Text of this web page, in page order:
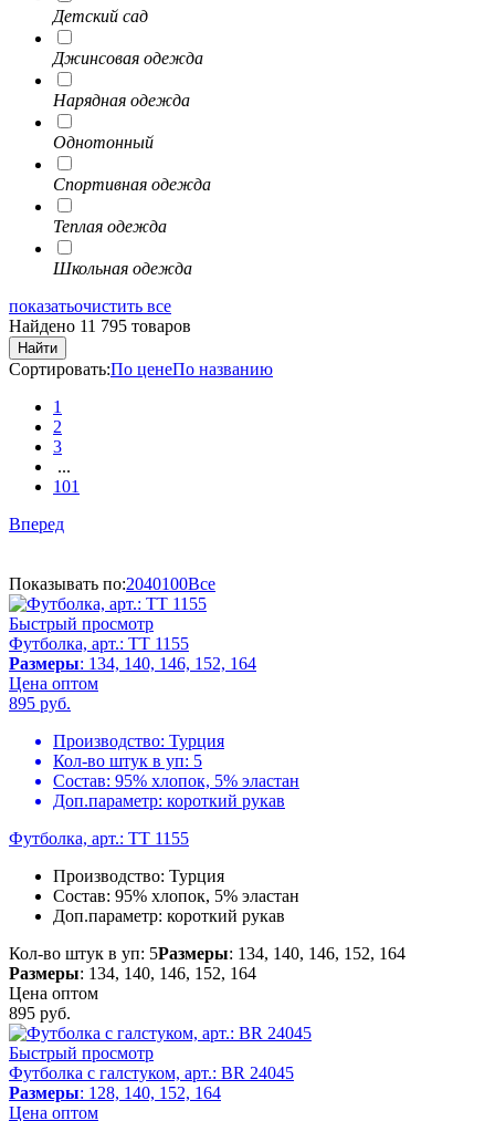
Детский сад
Джинсовая одежда
Нарядная одежда
Однотонный
Спортивная одежда
Теплая одежда
Школьная одежда
показатьочистить все
Найдено 11 795 товаров
Найти
Сортировать:По ценеПо названию
1
2
3
...
101
Вперед
Показывать по:2040100Все
Быстрый просмотр
Футболка, арт.: TT 1155
Размеры: 134, 140, 146, 152, 164
Цена оптом
895 руб.
Производство: Турция
Кол-во штук в уп: 5
Состав: 95% хлопок, 5% эластан
Доп.параметр: короткий рукав
Футболка, арт.: TT 1155
Производство: Турция
Состав: 95% хлопок, 5% эластан
Доп.параметр: короткий рукав
Кол-во штук в уп: 5Размеры: 134, 140, 146, 152, 164
Размеры: 134, 140, 146, 152, 164
Цена оптом
895 руб.
Быстрый просмотр
Футболка с галстуком, арт.: BR 24045
Размеры: 128, 140, 152, 164
Цена оптом